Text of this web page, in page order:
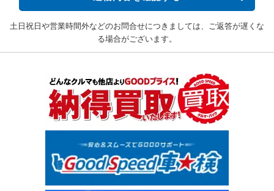
土日祝日や営業時間外などのお問合せにつきましては、ご返答が遅くな
る場合がございます。